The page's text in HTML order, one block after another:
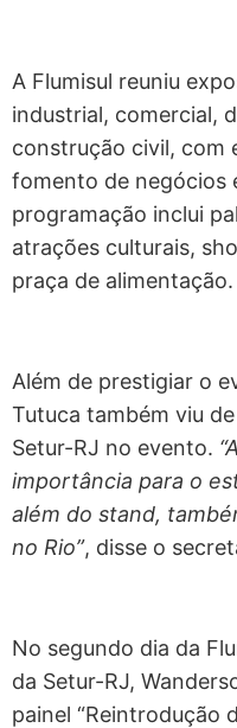
A Flumisul reuniu
industrial, comercial,
construção civil, com
fomento de negócios
programação inclui
atrações culturais,
praça de alimentação.
Além de prestigiar o
Tutuca também viu
Setur-RJ no evento.
importância para o
além do stand,
no Rio”, disse o
No segundo dia da
da Setur-RJ,
painel “Reintrodução